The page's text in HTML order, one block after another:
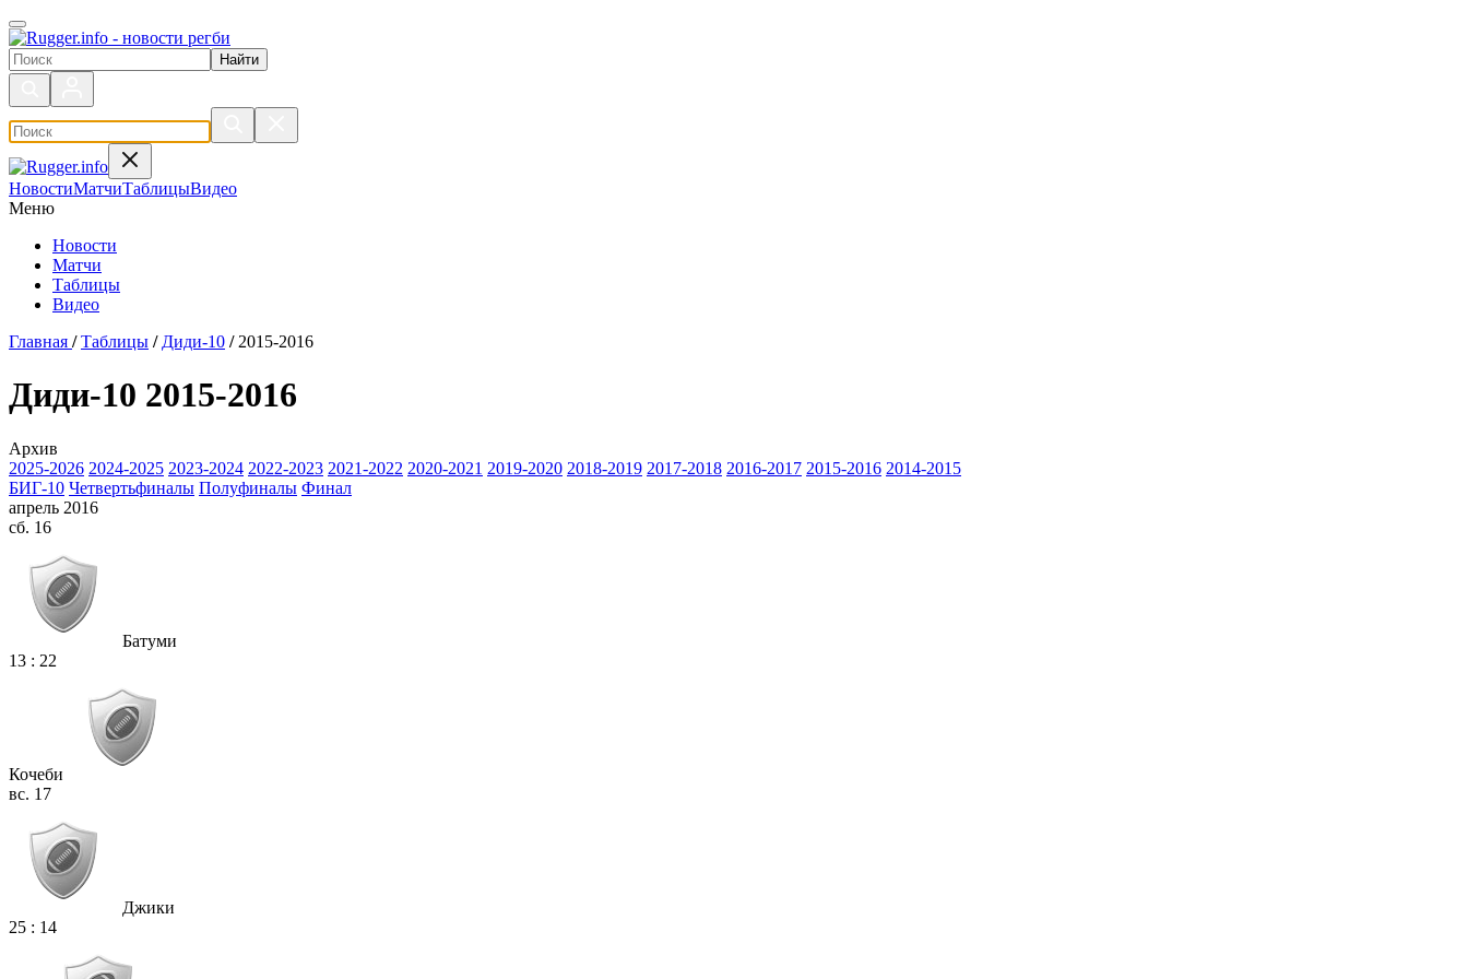
Поиск по сайту
НовостиМатчиТаблицыВидео
Меню
Новости
Матчи
Таблицы
Видео
Главная / Таблицы / Диди-10 / 2015-2016
Диди-10 2015-2016
Архив
2025-2026 2024-2025 2023-2024 2022-2023 2021-2022 2020-2021 2019-2020 2018-2019 2017-2018 2016-2017 2015-2016 2014-2015
БИГ-10 Четвертьфиналы Полуфиналы Финал
апрель 2016
сб. 16
Батуми
13 : 22
Кочеби
вс. 17
Джики
25 : 14